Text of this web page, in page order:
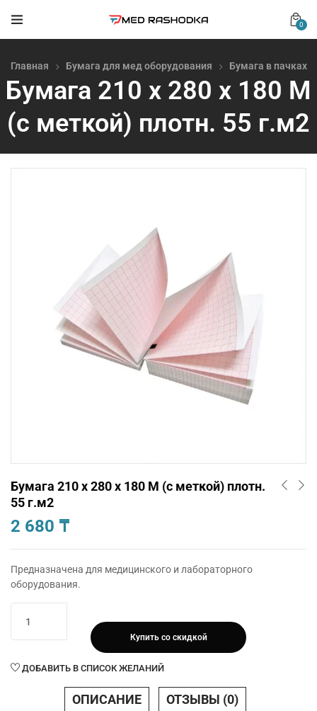
0
Главная Бумага для мед оборудования Бумага в пачках
Бумага 210 х 280 х 180 М
(с меткой) плотн. 55 г.м2
Бумага 210 х 280 х 180 М (с меткой) плотн.
55 г.м2
2 680 ₸
Предназначена для медицинского и лабораторного
оборудования.
товара
Бумага
х
Купить со скидкой
ДОБАВИТЬ В СПИСОК ЖЕЛАНИЙ
ОПИСАНИЕ ОТЗЫВЫ (0)